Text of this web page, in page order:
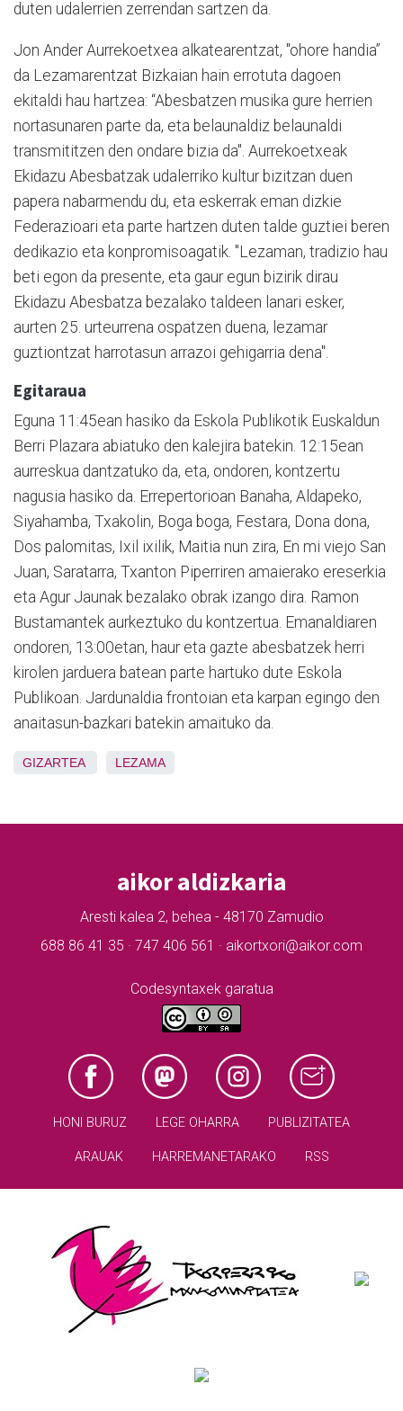
duten udalerrien zerrendan sartzen da.
Jon Ander Aurrekoetxea alkatearentzat, "ohore handia”
da Lezamarentzat Bizkaian hain errotuta dagoen
ekitaldi hau hartzea: “Abesbatzen musika gure herrien
nortasunaren parte da, eta belaunaldiz belaunaldi
transmititzen den ondare bizia da". Aurrekoetxeak
Ekidazu Abesbatzak udalerriko kultur bizitzan duen
papera nabarmendu du, eta eskerrak eman dizkie
Federazioari eta parte hartzen duten talde guztiei beren
dedikazio eta konpromisoagatik. "Lezaman, tradizio hau
beti egon da presente, eta gaur egun bizirik dirau
Ekidazu Abesbatza bezalako taldeen lanari esker,
aurten 25. urteurrena ospatzen duena, lezamar
guztiontzat harrotasun arrazoi gehigarria dena".
Egitaraua
Eguna 11:45ean hasiko da Eskola Publikotik Euskaldun
Berri Plazara abiatuko den kalejira batekin. 12:15ean
aurreskua dantzatuko da, eta, ondoren, kontzertu
nagusia hasiko da. Errepertorioan Banaha, Aldapeko,
Siyahamba, Txakolin, Boga boga, Festara, Dona dona,
Dos palomitas, Ixil ixilik, Maitia nun zira, En mi viejo San
Juan, Saratarra, Txanton Piperriren amaierako ereserkia
eta Agur Jaunak bezalako obrak izango dira. Ramon
Bustamantek aurkeztuko du kontzertua. Emanaldiaren
ondoren, 13:00etan, haur eta gazte abesbatzek herri
kirolen jarduera batean parte hartuko dute Eskola
Publikoan. Jardunaldia frontoian eta karpan egingo den
anaitasun-bazkari batekin amaituko da.
GIZARTEA LEZAMA
aikor aldizkaria
Aresti kalea 2, behea - 48170 Zamudio
688 86 41 35 · 747 406 561 · aikortxori@aikor.com
Codesyntaxek garatua
HONI BURUZ LEGE OHARRA PUBLIZITATEA
ARAUAK HARREMANETARAKO RSS